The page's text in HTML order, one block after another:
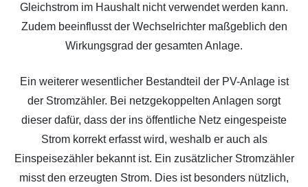
Gleichstrom im Haushalt nicht verwendet werden kann.
Zudem beeinflusst der Wechselrichter maßgeblich den
Wirkungsgrad der gesamten Anlage.
Ein weiterer wesentlicher Bestandteil der PV-Anlage ist
der Stromzähler. Bei netzgekoppelten Anlagen sorgt
dieser dafür, dass der ins öffentliche Netz eingespeiste
Strom korrekt erfasst wird, weshalb er auch als
Einspeisezähler bekannt ist. Ein zusätzlicher Stromzähler
misst den erzeugten Strom. Dies ist besonders nützlich,